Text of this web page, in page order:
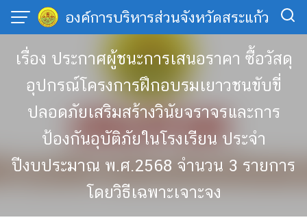
Skip
content
องค์การบริหารส่วนจังหวัดสระแก้ว
เรื่อง ประกาศผู้ชนะการเสนอราคา ซื้อวัสดุ
อุปกรณ์โครงการฝึกอบรมเยาวชนขับขี่
ปลอดภัยเสริมสร้างวินัยจราจรและการ
ป้องกันอุบัติภัยในโรงเรียน ประจำ
ปีงบประมาณ พ.ศ.2568 จำนวน 3 รายการ
โดยวิธีเฉพาะเจาะจง